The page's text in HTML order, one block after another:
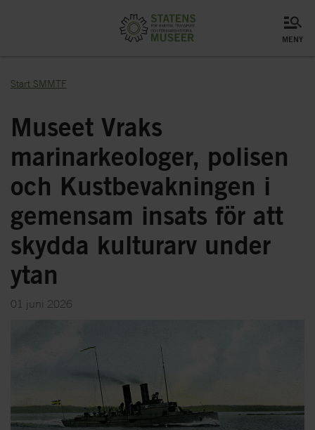
meny
Start SMMTF
Museet Vraks
marinarkeologer, polisen
och Kustbevakningen i
gemensam insats för att
skydda kulturarv under
ytan
01 juni 2026